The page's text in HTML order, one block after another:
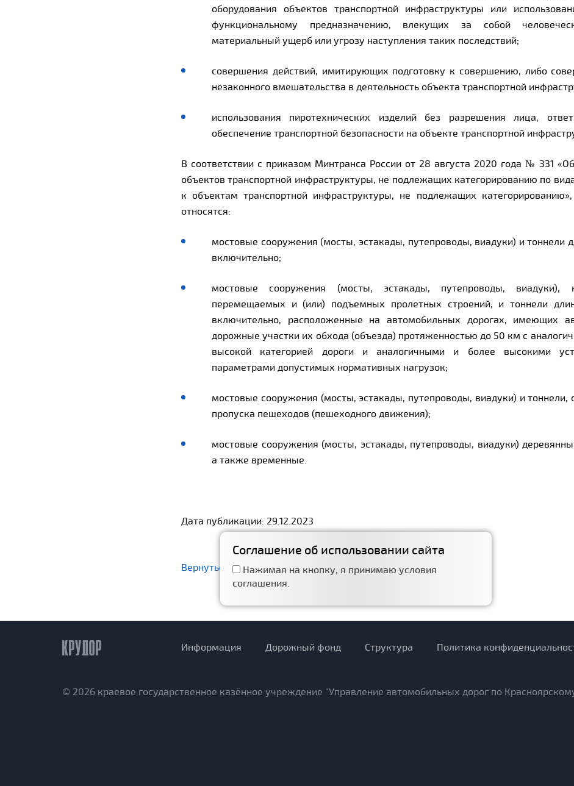
оборудования объектов транспортной инфраструктуры или
функциональному предназначению, влекущих за собой
материальный ущерб или угрозу наступления таких последствий;
совершения действий, имитирующих подготовку к совершению, либо
незаконного вмешательства в деятельность объекта транспортной
использования пиротехнических изделий без разрешения лица,
обеспечение транспортной безопасности на объекте транспортной
В соответствии с приказом Минтранса России от 28 августа 2020 года № 331
объектов транспортной инфраструктуры, не подлежащих категорированию по
к объектам транспортной инфраструктуры, не подлежащих
относятся:
мостовые сооружения (мосты, эстакады, путепроводы, виадуки) и тоннели
включительно;
мостовые сооружения (мосты, эстакады, путепроводы,
перемещаемых и (или) подъемных пролетных строений, и тоннели
включительно, расположенные на автомобильных дорогах, имеющих
дорожные участки их обхода (объезда) протяженностью до 50 км с
высокой категорией дороги и аналогичными и более высокими
параметрами допустимых нормативных нагрузок;
мостовые сооружения (мосты, эстакады, путепроводы, виадуки) и
пропуска пешеходов (пешеходного движения);
мостовые сооружения (мосты, эстакады, путепроводы, виадуки)
а также временные.
Дата публикации: 29.12.2023
Вернуться назад
Информация Дорожный фонд Структура Политика
© 2026 краевое государственное казённое учреждение "Управление автомобильных дорог по
Соглашение об использовании сайта
Нажимая на кнопку, я принимаю условия
соглашения.